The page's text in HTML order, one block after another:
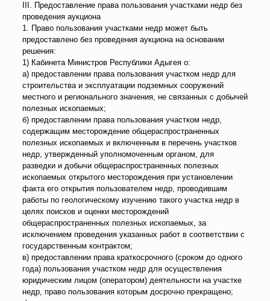
III. Предоставление права пользования участками недр без
проведения аукциона
1. Право пользования участками недр может быть
предоставлено без проведения аукциона на основании
решения:
1) Кабинета Министров Республики Адыгея о:
а) предоставлении права пользования участком недр для
строительства и эксплуатации подземных сооружений
местного и регионального значения, не связанных с добычей
полезных ископаемых;
б) предоставлении права пользования участком недр,
содержащим месторождение общераспространенных
полезных ископаемых и включенным в перечень участков
недр, утвержденный уполномоченным органом, для
разведки и добычи общераспространенных полезных
ископаемых открытого месторождения при установлении
факта его открытия пользователем недр, проводившим
работы по геологическому изучению такого участка недр в
целях поисков и оценки месторождений
общераспространенных полезных ископаемых, за
исключением проведения указанных работ в соответствии с
государственным контрактом;
в) предоставлении права краткосрочного (сроком до одного
года) пользования участком недр для осуществления
юридическим лицом (оператором) деятельности на участке
недр, право пользования которым досрочно прекращено;